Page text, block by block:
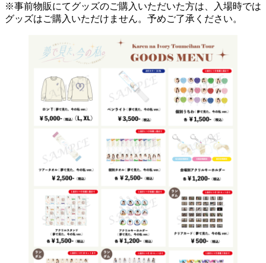
※事前物販にてグッズのご購入いただいた方は、入場時では
グッズはご購入いただけません。予めご了承ください。